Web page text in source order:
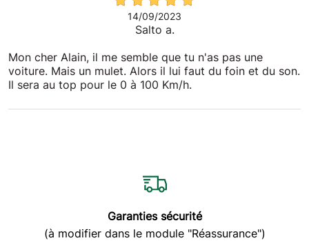
14/09/2023
Salto a.
Mon cher Alain, il me semble que tu n'as pas une
voiture. Mais un mulet. Alors il lui faut du foin et du son.
Il sera au top pour le 0 à 100 Km/h.
3358
Garanties sécurité
(à modifier dans le module "Réassurance")